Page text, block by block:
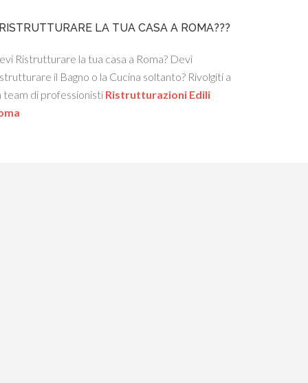
RISTRUTTURARE LA TUA CASA A ROMA???
Ristrutturare la tua casa a Roma? Devi
il Bagno o la Cucina soltanto? Rivolgiti a
team di professionisti Ristrutturazioni Edili